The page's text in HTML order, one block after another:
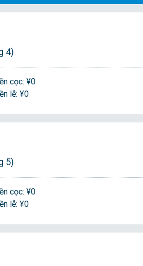
4)
cọc: ¥0
lễ: ¥0
5)
cọc: ¥0
lễ: ¥0